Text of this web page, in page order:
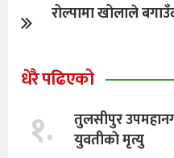
रोल्पामा खोलाले
धेरै पढिएको
१.
तुलसीपुर
युवतीकाे मृत्यु